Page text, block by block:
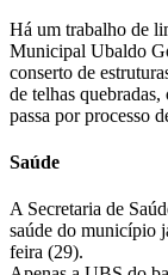
Há um trabalho de
Municipal Ubaldo
conserto de
de telhas
passa por processo
Saúde
A Secretaria de
saúde do município
feira (29).